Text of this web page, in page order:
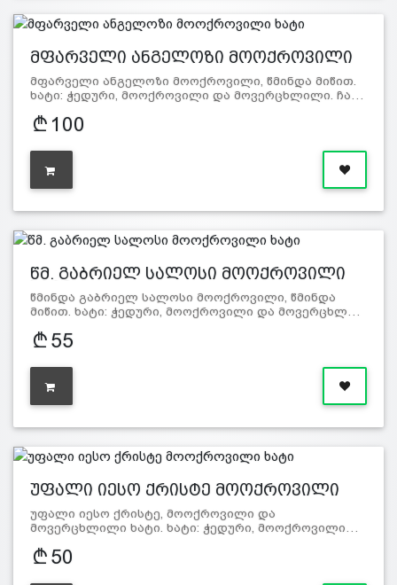
მფარველი ანგელოზი მოოქროვილი
მფარველი ანგელოზი მოოქროვილი, წმინდა მიწით.
ხატი: ჭედური, მოოქროვილი და მოვერცხლილი. ჩა…
100
წმ. გაბრიელ სალოსი მოოქროვილი
წმინდა გაბრიელ სალოსი მოოქროვილი, წმინდა
მიწით. ხატი: ჭედური, მოოქროვილი და მოვერცხლ…
55
უფალი იესო ქრისტე მოოქროვილი
უფალი იესო ქრისტე, მოოქროვილი და
მოვერცხლილი ხატი. ხატი: ჭედური, მოოქროვილი…
50